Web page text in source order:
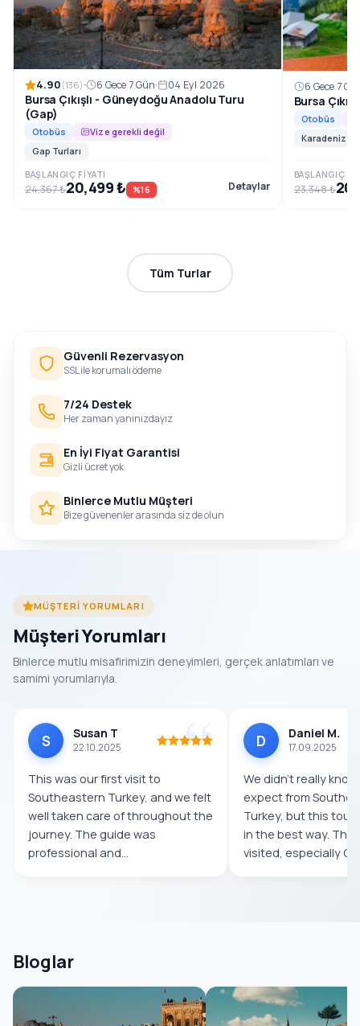
4.90(136) 6 Gece 7 Gün 04 Eyl 2026
Bursa Çıkışlı - Güneydoğu Anadolu Turu
(Gap)
Otobüs
Vize gerekli değil
Gap Turları
BAŞLANGIÇ FIYATI
24,367 ₺20,499 ₺ %16 Detaylar
6 Gece 7
Bursa
Otobüs
Karadeniz
BAŞLANGIÇ
23,348 ₺
Tüm Turlar
Güvenli Rezervasyon
SSL ile korumalı ödeme
7/24 Destek
Her zaman yanınızdayız
En İyi Fiyat Garantisi
Gizli ücret yok
Binlerce Mutlu Müşteri
Bize güvenenler arasında siz de olun
MÜŞTERI YORUMLARI
Müşteri Yorumları
Binlerce mutlu misafirimizin deneyimleri, gerçek anlatımları ve
samimi yorumlarıyla.
S Susan T
22.10.2025
This was our first visit to
Southeastern Turkey, and we felt
well taken care of throughout the
journey. The guide was
professional and
D Daniel M.
17.09.2025
We didn’t really
expect from
Turkey, but this tour
in the best way. The
visited, especially
Bloglar